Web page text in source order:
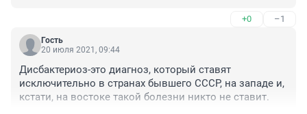
+0 –1
Гость
20 июля 2021, 09:44
Дисбактериоз-это диагноз, который ставят
исключительно в странах бывшего СССР, на западе и,
кстати, на востоке такой болезни никто не ставит.